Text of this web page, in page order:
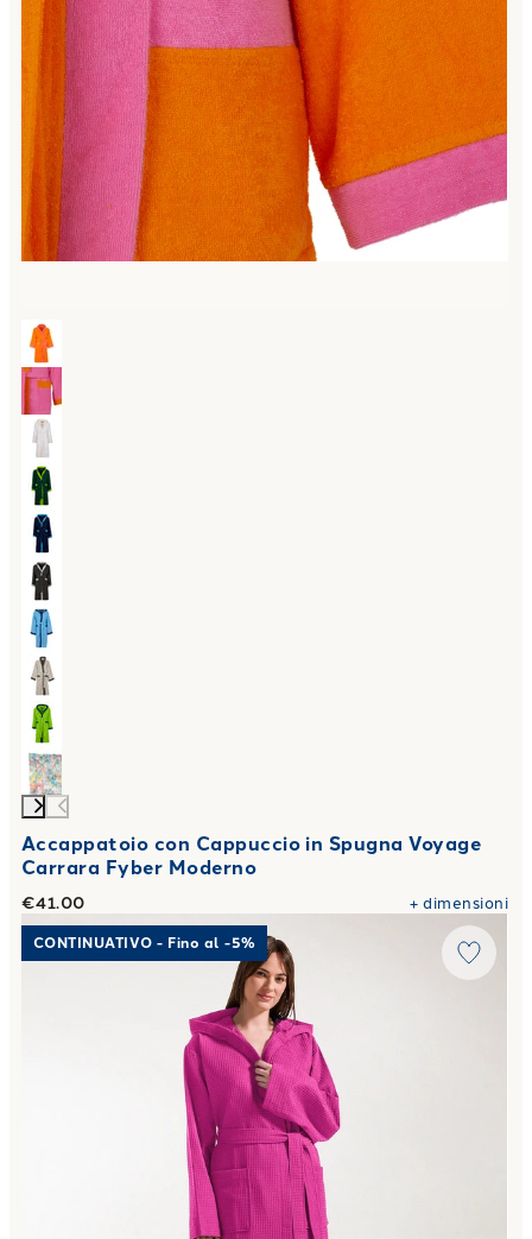
Accappatoio con Cappuccio in Spugna Voyage
Carrara Fyber Moderno
€41.00 +dimensioni
Link to "Accappatoio con Cappuccio polo in Cotone 250
CONTINUATIVO - Fino al -5%